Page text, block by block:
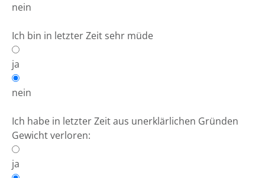
nein
Ich bin in letzter Zeit sehr müde
ja
nein
Ich habe in letzter Zeit aus unerklärlichen Gründen
Gewicht verloren:
ja